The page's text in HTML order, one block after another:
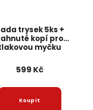
trysek 5ks +
kopí pro
myčku
599 Kč